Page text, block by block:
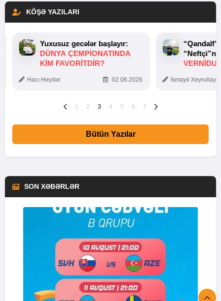
KÖŞƏ YAZILARI
Yuxusuz gecələr başlayır:
DÜNYA ÇEMPIONATINDA
KIM FAVORITDIR?
Hacı Heydər 02.06.2026 İsmayıl
1 2 3 4 5 6 7
Bütün Yazılar
SON XƏBƏRLƏR